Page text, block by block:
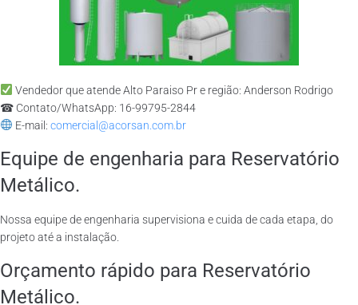
Vendedor que atende Alto Paraiso Pr e região: Anderson Rodrigo
☎ Contato/WhatsApp: 16-99795-2844
E-mail: comercial@acorsan.com.br
Equipe de engenharia para Reservatório
Metálico.
Nossa equipe de engenharia supervisiona e cuida de cada etapa, do
projeto até a instalação.
Orçamento rápido para Reservatório
Metálico.